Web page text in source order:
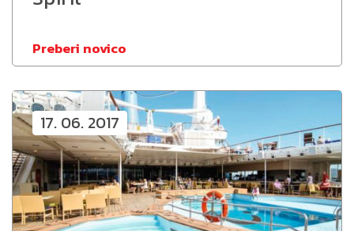
Preberi novico
17. 06. 2017